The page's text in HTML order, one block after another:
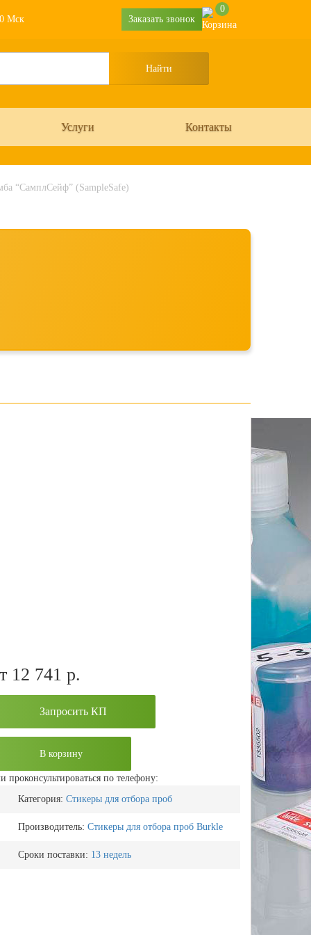
Мск Заказать звонок
0
Услуги Контакты
“СамплСейф” (SampleSafe)
12 741 р.
Запросить КП
В корзину
проконсультироваться по телефону:
Категория: Стикеры для отбора проб
Производитель: Стикеры для отбора проб Burkle
Сроки поставки: 13 недель